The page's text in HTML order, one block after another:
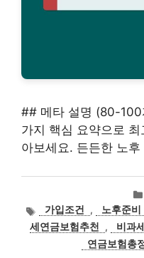
## 메타 설명 (80-100
가지 핵심 요약으로
아보세요. 든든한 노
태
그
가입조건 , 노후준비
세연금보험추천
, 비과
연금보험총